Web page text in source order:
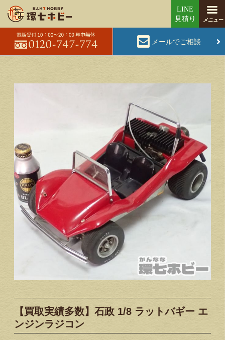
メールでご相談
【買取実績多数】石政 1/8 ラットバギー エ
ンジンラジコン